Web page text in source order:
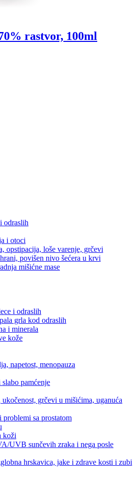
rastvor, 100ml
odraslih
i otoci
opstipacija, loše varenje, grčevi
povišen nivo šećera u krvi
mišićne mase
i odraslih
grla kod odraslih
i minerala
kože
napetost, menopauza
pamćenje
ukočenost, grčevi u mišićima, uganuća
sa prostatom
koži
UVB sunčevih zraka i nega posle
hrskavica, jake i zdrave kosti i zubi